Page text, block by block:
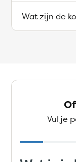
Wat zijn de
Vul je